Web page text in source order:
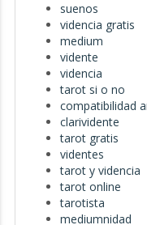
✅ Rituales amor y
✅Interpretación de
📌👉 Lecturas
través de preguntas
informe por escrito
elegido. Puedes elegir
✅ Lectura de vidas
pasado para
relaciones y en tu
✅ Limpieza de aura.
emocionales y
suenos
videncia gratis
medium
vidente
videncia
tarot si o no
compatibilidad
clarividente
tarot gratis
videntes
tarot y videncia
tarot online
tarotista
mediumnidad